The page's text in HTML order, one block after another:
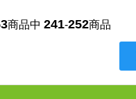
商品中 241-252商品